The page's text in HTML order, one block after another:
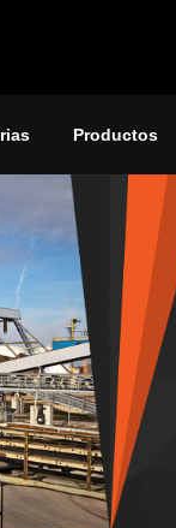
Productos